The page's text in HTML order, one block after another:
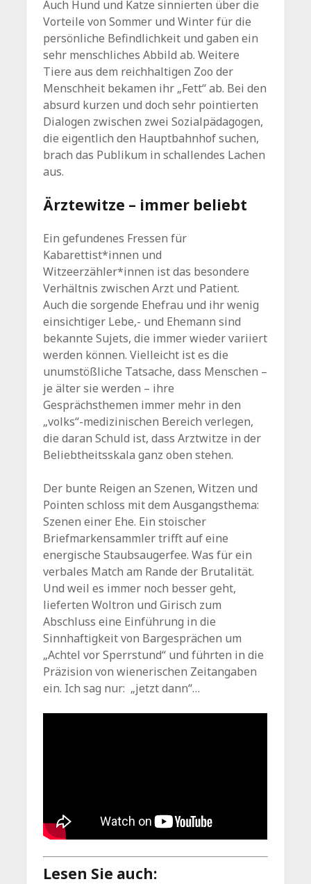
Auch Hund und Katze sinnierten über die
Vorteile von Sommer und Winter für die
persönliche Befindlichkeit und gaben ein
sehr menschliches Abbild ab. Weitere
Tiere aus dem reichhaltigen Zoo der
Menschheit bekamen ihr „Fett“ ab. Bei den
absurd kurzen und doch sehr pointierten
Dialogen zwischen zwei Sozialpädagogen,
die eigentlich den Hauptbahnhof suchen,
brach das Publikum in schallendes Lachen
aus.
Ärztewitze – immer beliebt
Ein gefundenes Fressen für
Kabarettist*innen und
Witzeerzähler*innen ist das besondere
Verhältnis zwischen Arzt und Patient.
Auch die sorgende Ehefrau und ihr wenig
einsichtiger Lebe,- und Ehemann sind
bekannte Sujets, die immer wieder variiert
werden können. Vielleicht ist es die
unumstößliche Tatsache, dass Menschen –
je älter sie werden – ihre
Gesprächsthemen immer mehr in den
„volks“-medizinischen Bereich verlegen,
die daran Schuld ist, dass Arztwitze in der
Beliebtheitsskala ganz oben stehen.
Der bunte Reigen an Szenen, Witzen und
Pointen schloss mit dem Ausgangsthema:
Szenen einer Ehe. Ein stoischer
Briefmarkensammler trifft auf eine
energische Staubsaugerfee. Was für ein
verbales Match am Rande der Brutalität.
Und weil es immer noch besser geht,
lieferten Woltron und Girisch zum
Abschluss eine Einführung in die
Sinnhaftigkeit von Bargesprächen um
„Achtel vor Sperrstund“ und führten in die
Präzision von wienerischen Zeitangaben
ein. Ich sag nur: „jetzt dann“…
Lesen Sie auch: